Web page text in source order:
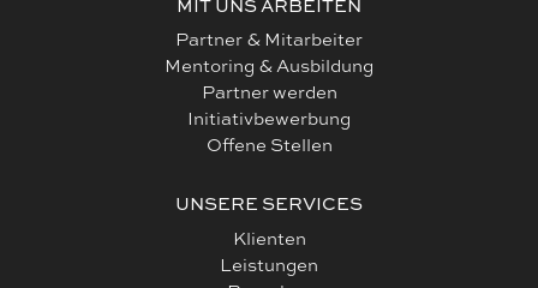
MIT UNS ARBEITEN
Partner & Mitarbeiter
Mentoring & Ausbildung
Partner werden
Initiativbewerbung
Offene Stellen
UNSERE SERVICES
Klienten
Leistungen